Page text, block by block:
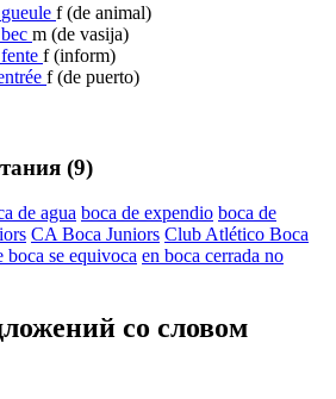
gueule f (de animal)
bec m (de vasija)
fente f (inform)
f (de puerto)
(9)
de agua boca de expendio boca de
CA Boca Juniors Club Atlético Boca
boca se equivoca en boca cerrada no
со словом